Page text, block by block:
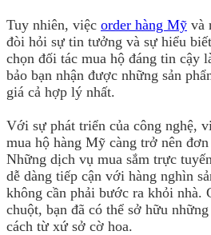
Tuy nhiên, việc order hàng Mỹ và
đòi hỏi sự tin tưởng và sự hiểu
chọn đối tác mua hộ đáng tin cậy
bảo bạn nhận được những sản
giá cả hợp lý nhất.
Với sự phát triển của công nghệ,
mua hộ hàng Mỹ càng trở nên
Những dịch vụ mua sắm trực
dễ dàng tiếp cận với hàng nghìn
không cần phải bước ra khỏi nhà.
chuột, bạn đã có thể sở hữu
cách từ xứ sở cờ hoa.